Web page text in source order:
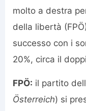
molto a destra
della libertà
successo con i
20%, circa il
FPÖ: il partito
Österreich) si